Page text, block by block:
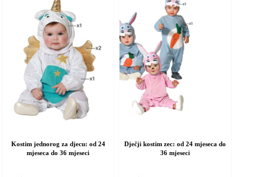
Kostim jednorog za djecu: od 24
mjeseca do 36 mjeseci
Dječji kostim zec: od 24 mjeseca do
36 mjeseci